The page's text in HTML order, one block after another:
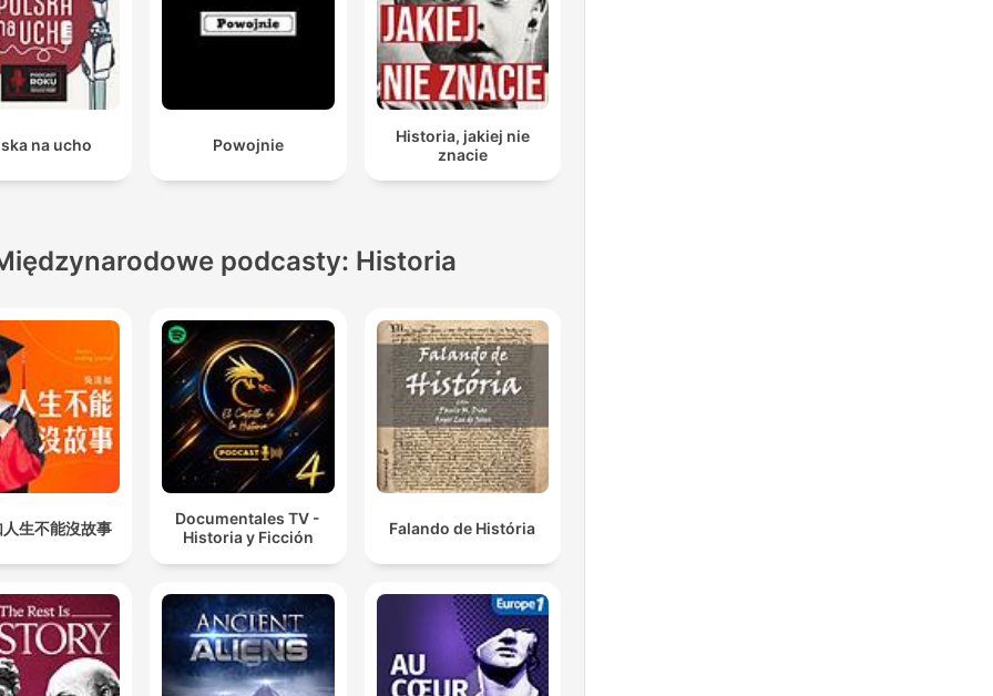
na ucho Powojnie
Historia, jakiej nie
znacie
podcasty: Historia
生不能沒故事
Documentales TV -
Historia y Ficción
Falando de História